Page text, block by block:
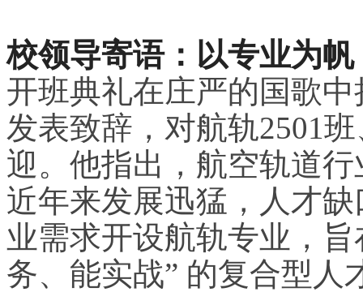
校领导寄语：以专业为
开班典礼在庄严的国歌
发表致辞，对航轨2501
迎。他指出，航空轨道
近年来发展迅猛，人才
业需求开设航轨专业，
务、能实战” 的复合型人